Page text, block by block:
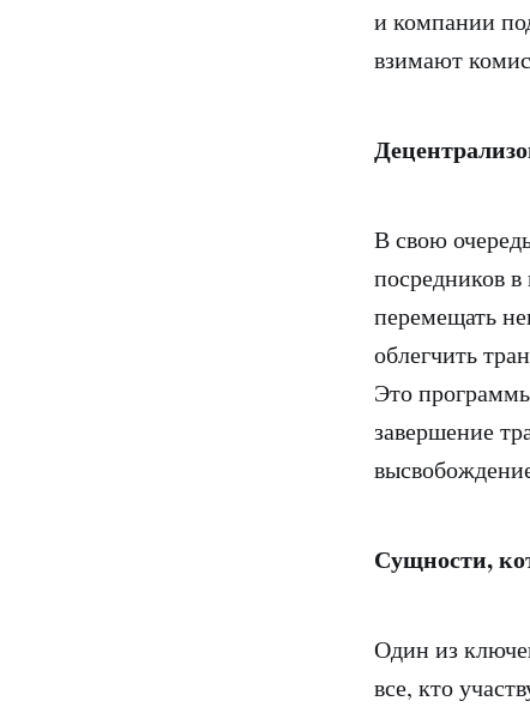
и компании
взимают
В свою
посредников
перемещать
облегчить
Это
завершение
Сущности,
Один из
все, кто